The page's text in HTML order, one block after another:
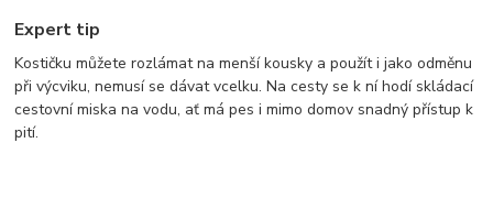
Expert tip
Kostičku můžete rozlámat na menší kousky a použít i jako odměnu
při výcviku, nemusí se dávat vcelku. Na cesty se k ní hodí skládací
cestovní miska na vodu, ať má pes i mimo domov snadný přístup k
pití.